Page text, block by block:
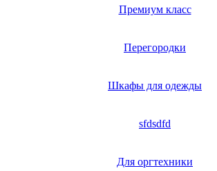
Премиум класс
Перегородки
Шкафы для одежды
sfdsdfd
Для оргтехники